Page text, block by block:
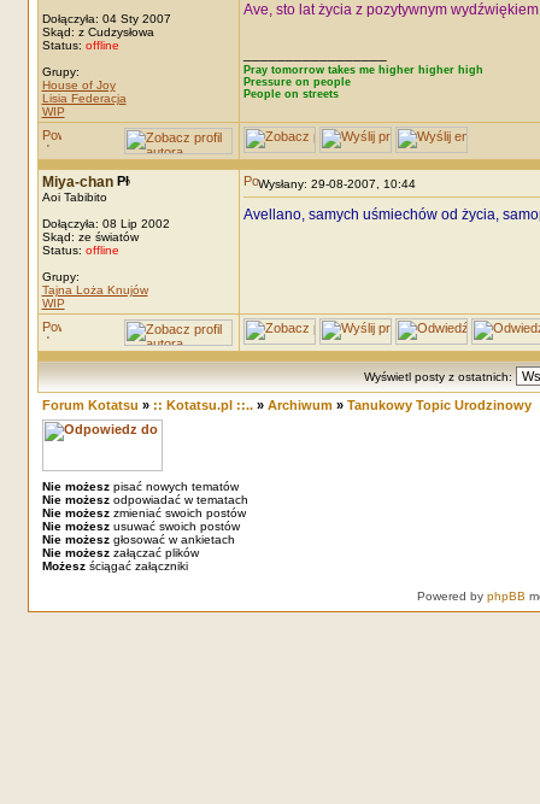
Dołączyła: 04 Sty 2007
Skąd: z Cudzysłowa
Status: offline
Grupy:
House of Joy
Lisia Federacja
WIP
Ave, sto lat życia z pozytywnym
Pray tomorrow takes me higher higher high
Pressure on people
People on streets
Miya-chan
Aoi Tabibito
Dołączyła: 08 Lip 2002
Skąd: ze światów
Status: offline
Grupy:
Tajna Loża Knujów
WIP
Wysłany: 29-08-2007, 10:44
Avellano, samych uśmiechów od życia,
Wyświetl posty z ostatnich:
Forum Kotatsu » :: Kotatsu.pl ::..» Archiwum» Tanukowy Topic Urodzinowy
Nie możeszpisać nowych tematów
Nie możeszodpowiadać w tematach
Nie możeszzmieniać swoich postów
Nie możeszusuwać swoich postów
Nie możeszgłosować w ankietach
Nie możeszzałączać plików
Możeszściągać załączniki
Powered by phpBB